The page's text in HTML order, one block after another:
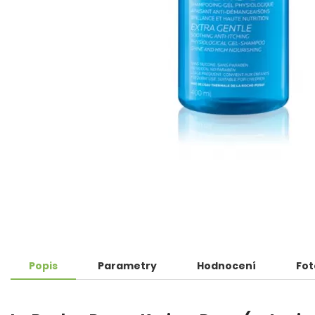
Popis Parametry Hodnocení